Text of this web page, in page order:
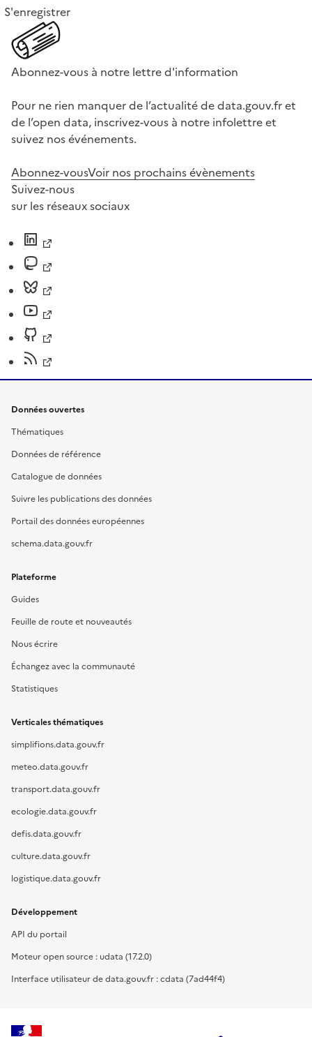
S'enregistrer
Abonnez-vous à notre lettre d'information
Pour ne rien manquer de l’actualité de data.gouv.fr et
de l’open data, inscrivez-vous à notre infolettre et
suivez nos événements.
Abonnez-vousVoir nos prochains évènements
Suivez-nous
sur les réseaux sociaux
Données ouvertes
Thématiques
Données de référence
Catalogue de données
Suivre les publications des données
Portail des données européennes
schema.data.gouv.fr
Plateforme
Guides
Feuille de route et nouveautés
Nous écrire
Échangez avec la communauté
Statistiques
Verticales thématiques
simplifions.data.gouv.fr
meteo.data.gouv.fr
transport.data.gouv.fr
ecologie.data.gouv.fr
defis.data.gouv.fr
culture.data.gouv.fr
logistique.data.gouv.fr
Développement
API du portail
Moteur open source : udata (17.2.0)
Interface utilisateur de data.gouv.fr : cdata (7ad44f4)